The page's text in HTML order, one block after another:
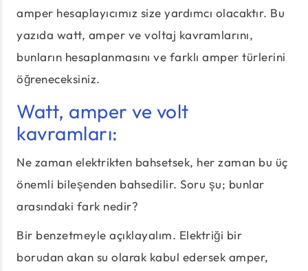
amper hesaplayıcımız size yardımcı olacaktır. Bu
yazıda watt, amper ve voltaj kavramlarını,
bunların hesaplanmasını ve farklı amper türlerini
öğreneceksiniz.
Watt, amper ve volt
kavramları:
Ne zaman elektrikten bahsetsek, her zaman bu üç
önemli bileşenden bahsedilir. Soru şu; bunlar
arasındaki fark nedir?
Bir benzetmeyle açıklayalım. Elektriği bir
borudan akan su olarak kabul edersek amper,